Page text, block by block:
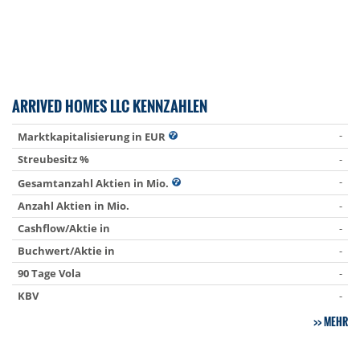
ARRIVED HOMES LLC KENNZAHLEN
Marktkapitalisierung in EUR
-
Streubesitz %
-
Gesamtanzahl Aktien in Mio.
-
Anzahl Aktien in Mio.
-
Cashflow/Aktie in
-
Buchwert/Aktie in
-
90 Tage Vola
-
KBV
-
MEHR